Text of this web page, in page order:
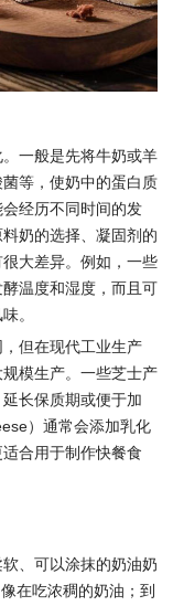
一般是先将牛奶或羊
等，使奶中的蛋白质
经历不同时间的发
奶的选择、凝固剂的
大差异。例如，一些
温度和湿度，而且可
。
但在现代工业生产
模生产。一些芝士产
长保质期或便于加
）通常会添加乳化
合用于制作快餐食
、可以涂抹的奶油奶
在吃浓稠的奶油；到